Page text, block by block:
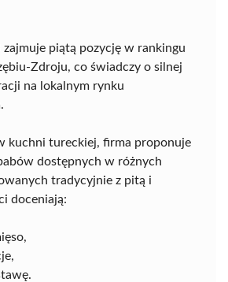
zajmuje piątą pozycję w rankingu
Zdroju, co świadczy o silnej
na lokalnym rynku
kuchni tureckiej, firma proponuje
dostępnych w różnych
tradycyjnie z pitą i
doceniają: